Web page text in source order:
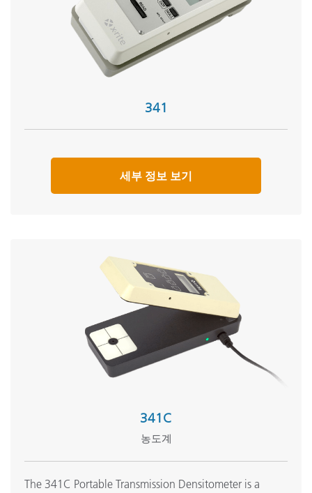
341
세부 정보 보기
341C
농도계
The 341C Portable Transmission Densitometer is a